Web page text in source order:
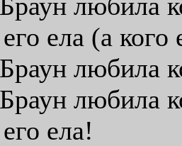
ела (а кого
любила
любила
ела!